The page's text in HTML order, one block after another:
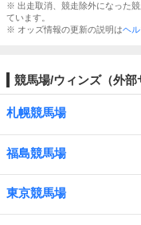
※ 出走取消、競走除外になった
ています。
※ オッズ情報の更新の説明はヘ
競馬場/ウィンズ（外部
札幌競馬場
福島競馬場
東京競馬場